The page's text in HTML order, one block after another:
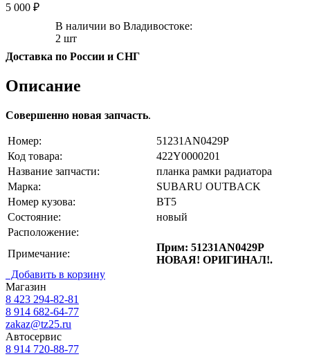
5 000 ₽
В наличии во Владивостоке:
2 шт
Доставка по России и СНГ
Описание
Совершенно новая запчасть.
Номер:
51231AN0429P
Код товара:
422Y0000201
Название запчасти:
планка рамки радиатора
Марка:
SUBARU OUTBACK
Номер кузова:
BT5
Состояние:
новый
Расположение:
Примечание:
Прим: 51231AN0429P
НОВАЯ! ОРИГИНАЛ!.
Добавить в корзину
Магазин
8 423 294-82-81
8 914 682-64-77
zakaz@tz25.ru
Автосервис
8 914 720-88-77